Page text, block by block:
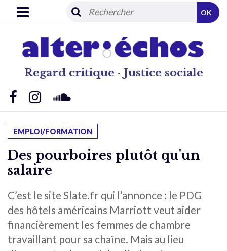
Regard critique · Justice sociale
OK
EMPLOI/FORMATION
Des pourboires plutôt qu'un
salaire
C’est le site Slate.fr qui l’annonce : le PDG
des hôtels américains Marriott veut aider
financièrement les femmes de chambre
travaillant pour sa chaîne. Mais au lieu